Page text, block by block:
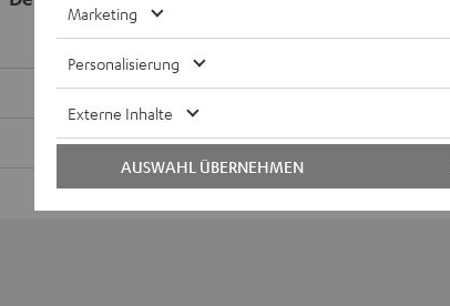
Marketing
Personalisierung
Externe Inhalte
AUSWAHL ÜBERNEHMEN